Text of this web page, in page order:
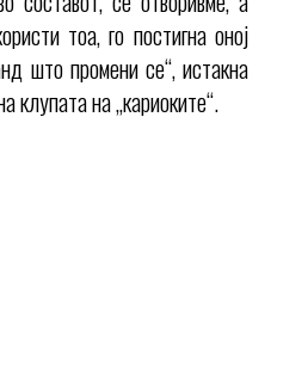
тоа, го постигна оној
што промени се“, истакна
клупата на „кариоките“.